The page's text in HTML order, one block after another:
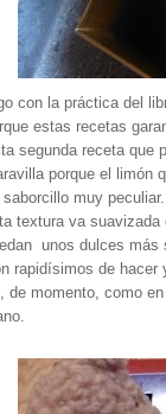
con la práctica del
estas recetas
segunda receta que
porque el limón
saborcillo muy
textura va suavizada
unos dulces más
rapidísimos de hacer
de momento, como